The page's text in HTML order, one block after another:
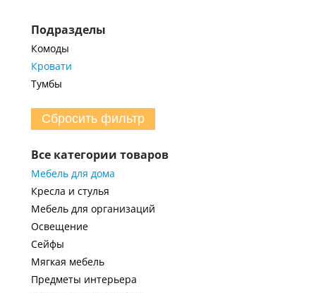
Подразделы
Комоды
Кровати
Тумбы
Сбросить фильтр
Все категории товаров
Мебель для дома
Кресла и стулья
Мебель для организаций
Освещение
Сейфы
Мягкая мебель
Предметы интерьера